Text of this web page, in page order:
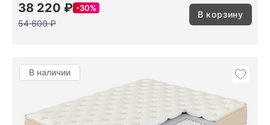
38 220 ₽ 30%
54 600 ₽
В корзину
В наличии